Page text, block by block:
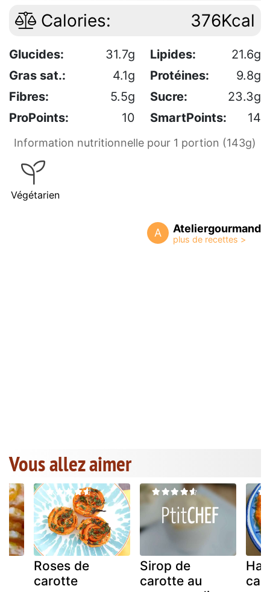
Calories: 376Kcal
Glucides: 31.7g Lipides:
21.6g
Gras sat.:
4.1g Protéines:
9.8g
Fibres:
5.5g Sucre:
23.3g
ProPoints:
10 SmartPoints: 14
Information nutritionnelle pour 1 portion (143g)
Végétarien
A Ateliergourmand
Vous allez aimer
Roses de
carotte
Sirop de
carotte au